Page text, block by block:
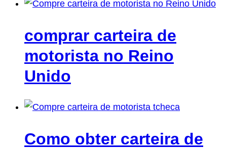
comprar carteira de
motorista no Reino
Unido
Como obter carteira de